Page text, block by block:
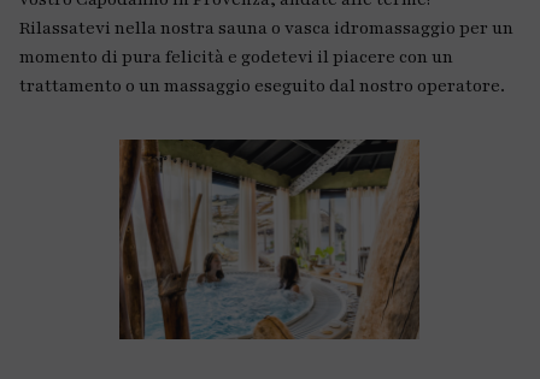
Rilassatevi nella nostra sauna o vasca idromassaggio per un
momento di pura felicità e godetevi il piacere con un
trattamento o un massaggio eseguito dal nostro operatore.